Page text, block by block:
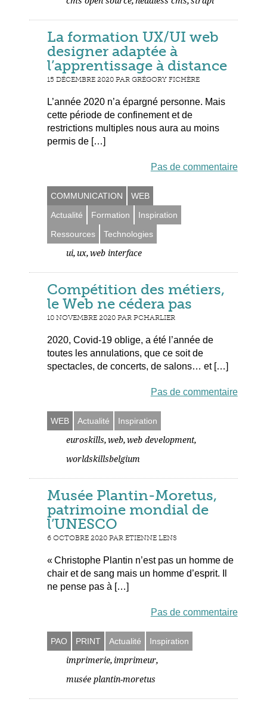
La formation UX/UI web
designer adaptée à
l’apprentissage à distance
15 DÉCEMBRE 2020 PAR GRÉGORY FICHÈRE
L’année 2020 n’a épargné personne. Mais
cette période de confinement et de
restrictions multiples nous aura au moins
permis de […]
Pas de commentaire
COMMUNICATION
WEB
Actualité
Formation
Inspiration
Ressources
Technologies
ui, ux, web interface
Compétition des métiers,
le Web ne cédera pas
10 NOVEMBRE 2020 PAR PCHARLIER
2020, Covid-19 oblige, a été l’année de
toutes les annulations, que ce soit de
spectacles, de concerts, de salons… et […]
Pas de commentaire
WEB Actualité
Inspiration
euroskills, web, web development,
worldskillsbelgium
Musée Plantin-Moretus,
patrimoine mondial de
l’UNESCO
6 OCTOBRE 2020 PAR ETIENNE LENS
« Christophe Plantin n’est pas un homme de
chair et de sang mais un homme d’esprit. Il
ne pense pas à […]
Pas de commentaire
PAO PRINT Actualité
Inspiration
imprimerie, imprimeur,
musée plantin-moretus